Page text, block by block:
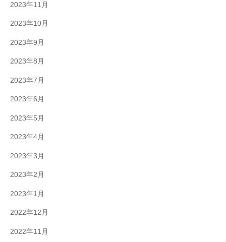
2023年11月
2023年10月
2023年9月
2023年8月
2023年7月
2023年6月
2023年5月
2023年4月
2023年3月
2023年2月
2023年1月
2022年12月
2022年11月